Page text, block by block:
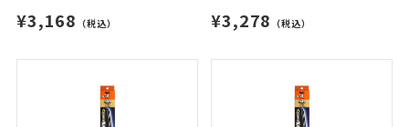
¥3,168 （税込） ¥3,278 （税込）